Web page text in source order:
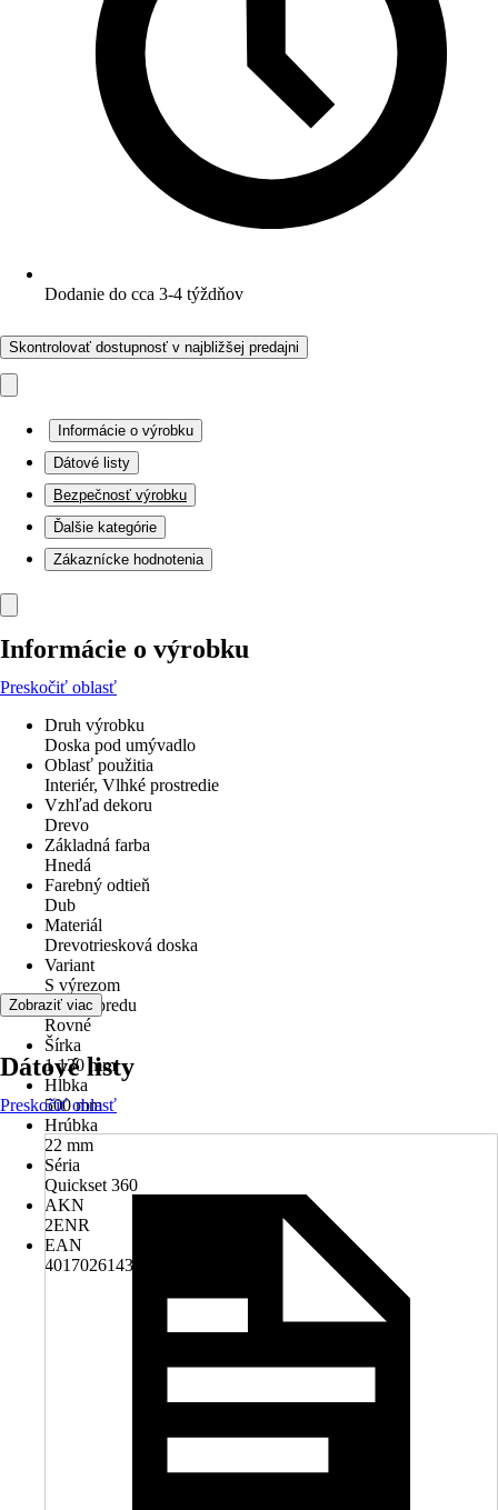
Dodanie do cca 3-4 týždňov
Skontrolovať dostupnosť v najbližšej predajni
Informácie o výrobku
Dátové listy
Bezpečnosť výrobku
Ďalšie kategórie
Zákaznícke hodnotenia
Informácie o výrobku
Preskočiť oblasť
Druh výrobku
Doska pod umývadlo
Oblasť použitia
Interiér, Vlhké prostredie
Vzhľad dekoru
Drevo
Základná farba
Hnedá
Farebný odtieň
Dub
Materiál
Drevotriesková doska
Variant
S výrezom
hrana vpredu
Rovné
Šírka
1 130 mm
Hĺbka
500 mm
Hrúbka
22 mm
Séria
Quickset 360
AKN
2ENR
EAN
4017026143600
Zobraziť viac
Dátové listy
Preskočiť oblasť